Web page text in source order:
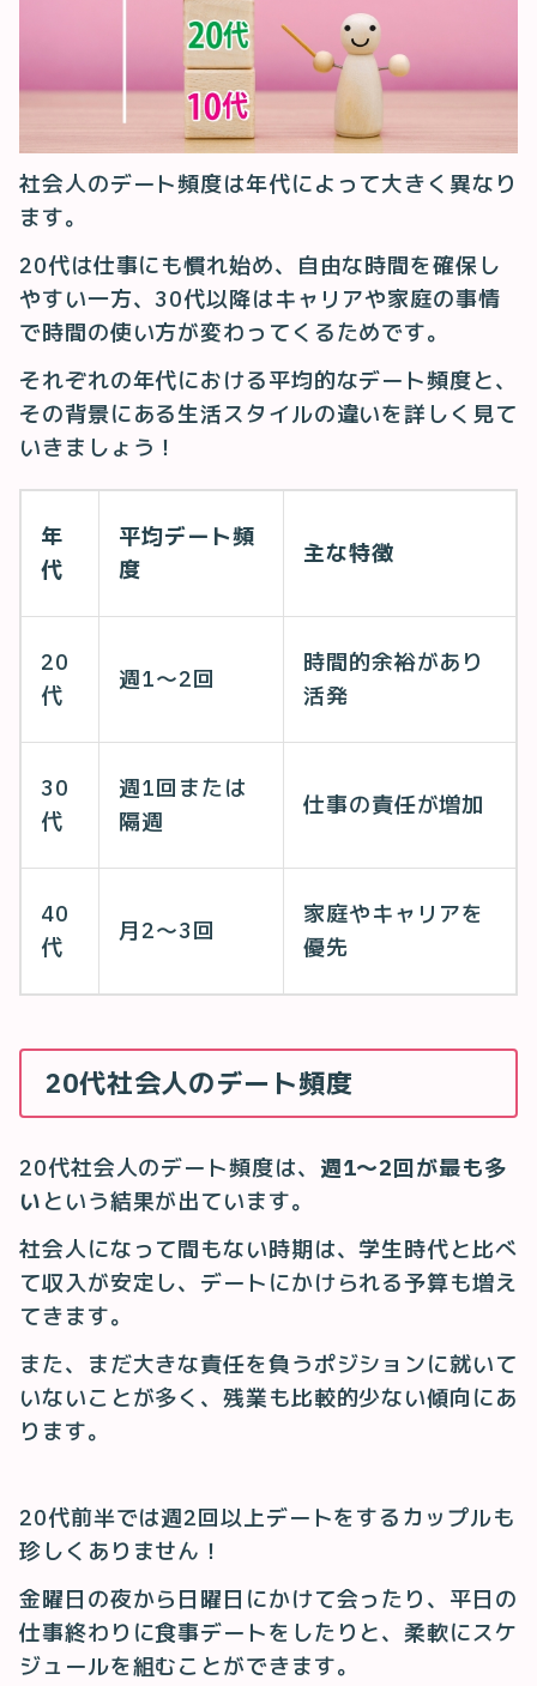
社会人のデート頻度は年代によって大きく異なり
ます。
20代は仕事にも慣れ始め、自由な時間を確保し
やすい一方、30代以降はキャリアや家庭の事情
で時間の使い方が変わってくるためです。
それぞれの年代における平均的なデート頻度と、
その背景にある生活スタイルの違いを詳しく見て
いきましょう！
年
代
平均デート頻
度
主な特徴
20
代
週1〜2回
時間的余裕があり
活発
30
代
週1回または
隔週
仕事の責任が増加
40
代
月2〜3回
家庭やキャリアを
優先
20代社会人のデート頻度
20代社会人のデート頻度は、 週1〜2回が最も多
い という結果が出ています。
社会人になって間もない時期は、学生時代と比べ
て収入が安定し、デートにかけられる予算も増え
てきます。
また、まだ大きな責任を負うポジションに就いて
いないことが多く、残業も比較的少ない傾向にあ
ります。
20代前半では週2回以上デートをするカップルも
珍しくありません！
金曜日の夜から日曜日にかけて会ったり、平日の
仕事終わりに食事デートをしたりと、柔軟にスケ
ジュールを組むことができます。